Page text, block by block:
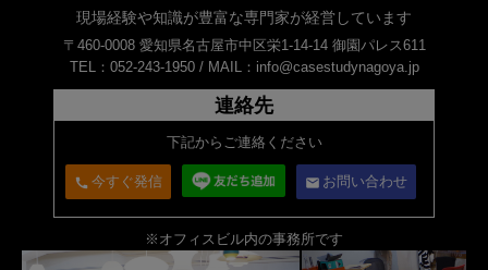
現場経験や知識が豊富な専門家が経営しています
〒460-0008 愛知県名古屋市中区栄1-14-14 御園パレス611
TEL：052-243-1950 / MAIL：info@casestudynagoya.jp
連絡先
下記からご連絡ください
call 今すぐ発信 email お問い合わせ
※オフィスビル内の事務所です